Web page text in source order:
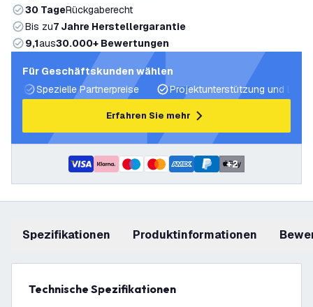
30 TageRückgaberecht
Bis zu7 Jahre Herstellergarantie
9,1aus30.000+ Bewertungen
Für Geschäftskunden wählen
Spezielle Partnerpreise
Projektunterstützung und
Erfahren Sie mehr
+2
Spezifikationen Produktinformationen
Technische Spezifikationen